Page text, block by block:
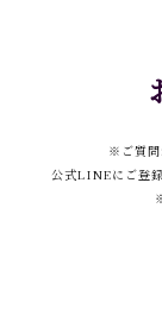
※ご質問
公式LINEにご登